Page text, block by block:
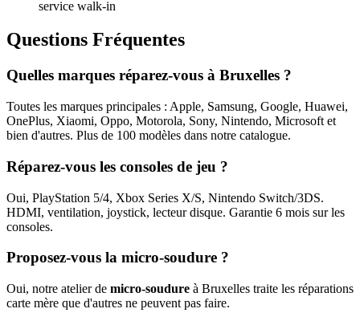
service walk-in
Questions Fréquentes
Quelles marques réparez-vous à Bruxelles ?
Toutes les marques principales : Apple, Samsung, Google, Huawei,
OnePlus, Xiaomi, Oppo, Motorola, Sony, Nintendo, Microsoft et
bien d'autres. Plus de 100 modèles dans notre catalogue.
Réparez-vous les consoles de jeu ?
Oui, PlayStation 5/4, Xbox Series X/S, Nintendo Switch/3DS.
HDMI, ventilation, joystick, lecteur disque. Garantie 6 mois sur les
consoles.
Proposez-vous la micro-soudure ?
Oui, notre atelier de micro-soudure à Bruxelles traite les réparations
carte mère que d'autres ne peuvent pas faire.